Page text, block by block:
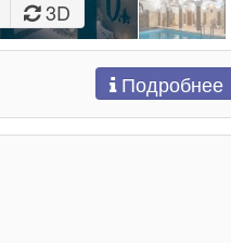
3D
Подробнее